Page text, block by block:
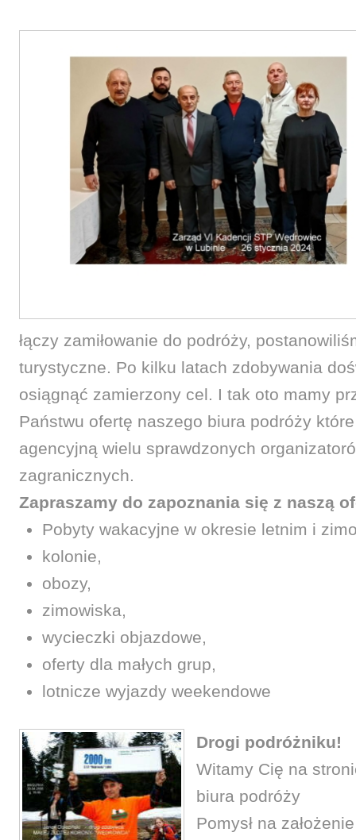
łączy zamiłowanie do podróży,
turystyczne. Po kilku latach zdobywania
osiągnąć zamierzony cel. I tak oto mamy
Państwu ofertę naszego biura podróży
agencyjną wielu sprawdzonych
zagranicznych.
Zapraszamy do zapoznania się z naszą
Pobyty wakacyjne w okresie letnim i
kolonie,
obozy,
zimowiska,
wycieczki objazdowe,
oferty dla małych grup,
lotnicze wyjazdy weekendowe
Drogi podróżniku!
Witamy Cię na
biura podróży
Pomysł na